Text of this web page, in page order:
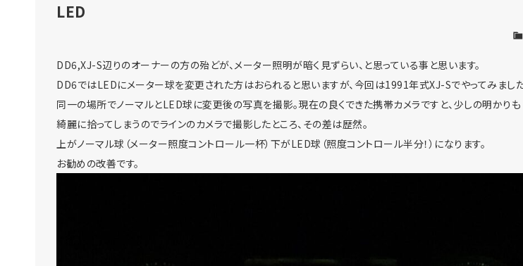
LED
DD6,XJ-S辺りのオーナーの方の殆どが、メーター照明が暗く見ずらい、と思っている事と思います。
DD6ではLEDにメーター球を変更された方はおられると思いますが、今回は1991年式XJ-Sでやってみました
同一の場所でノーマルとLED球に変更後の写真を撮影。現在の良くできた携帯カメラですと、少しの明かりも
綺麗に拾ってしまうのでラインのカメラで撮影したところ、その差は歴然。
上がノーマル球（メーター照度コントロール一杯）下がLED球（照度コントロール半分！）になります。
お勧めの改善です。